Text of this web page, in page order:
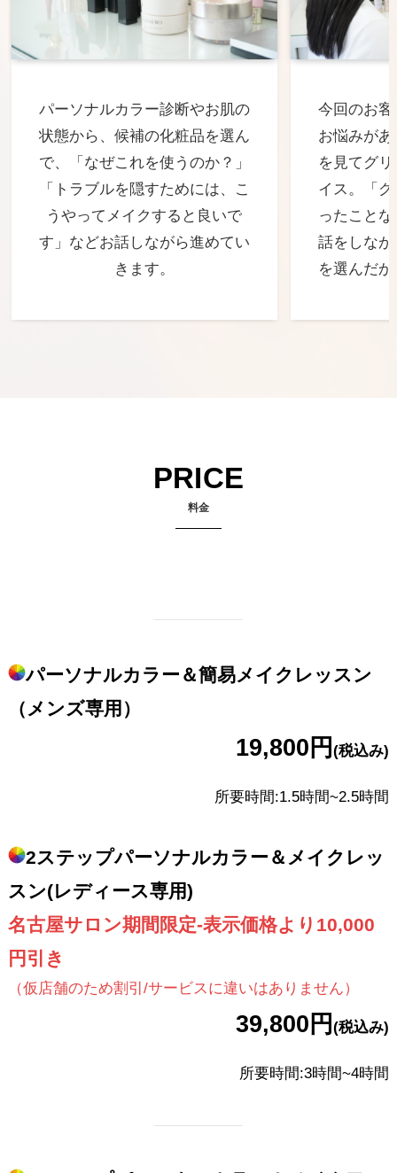
パーソナルカラー診断やお肌の
状態から、候補の化粧品を選ん
で、「なぜこれを使うのか？」
「トラブルを隠すためには、こ
うやってメイクすると良いで
す」などお話しながら進めてい
きます。
今回のお
お悩みが
を見てグ
イス。「
ったこと
話をしな
を選んだ
PRICE
料金
パーソナルカラー＆簡易メイクレッスン
（メンズ専用）
19,800円(税込み)
所要時間:1.5時間~2.5時間
2ステップパーソナルカラー＆メイクレッ
スン(レディース専用)
名古屋サロン期間限定-表示価格より10,000
円引き
（仮店舗のため割引/サービスに違いはありません）
39,800円(税込み)
所要時間:3時間~4時間